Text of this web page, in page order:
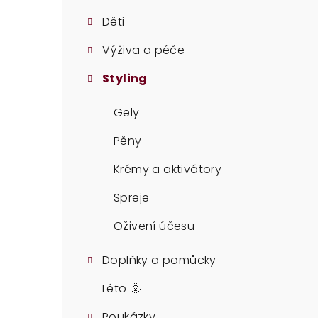
Děti
Výživa a péče
Styling
Gely
Pěny
Krémy a aktivátory
Spreje
Oživení účesu
Doplňky a pomůcky
Léto 🌞